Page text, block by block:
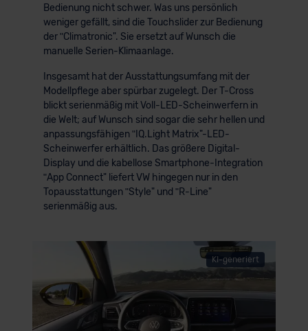
Bedienung nicht schwer. Was uns persönlich
weniger gefällt, sind die Touchslider zur Bedienung
der ʺClimatronic". Sie ersetzt auf Wunsch die
manuelle Serien-Klimaanlage.
Insgesamt hat der Ausstattungsumfang mit der
Modellpflege aber spürbar zugelegt. Der T-Cross
blickt serienmäßig mit Voll-LED-Scheinwerfern in
die Welt; auf Wunsch sind sogar die sehr hellen und
anpassungsfähigen ʺIQ.Light Matrix"-LED-
Scheinwerfer erhältlich. Das größere Digital-
Display und die kabellose Smartphone-Integration
ʺApp Connect" liefert VW hingegen nur in den
Topausstattungen ʺStyle" und ʺR-Line"
serienmäßig aus.
KI-generiert